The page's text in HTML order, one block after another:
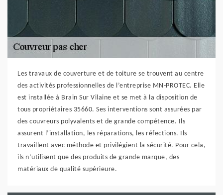
Les travaux de couverture et de toiture se trouvent au centre
des activités professionnelles de l’entreprise MN-PROTEC. Elle
est installée à Brain Sur Vilaine et se met à la disposition de
tous propriétaires 35660. Ses interventions sont assurées par
des couvreurs polyvalents et de grande compétence. Ils
assurent l’installation, les réparations, les réfections. Ils
travaillent avec méthode et privilégient la sécurité. Pour cela,
ils n’utilisent que des produits de grande marque, des
matériaux de qualité supérieure.